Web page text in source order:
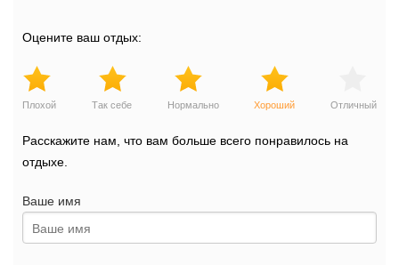
Оцените ваш отдых:
Плохой Так себе Нормально Хороший Отличный
Расскажите нам, что вам больше всего понравилось на
отдыхе.
Ваше имя